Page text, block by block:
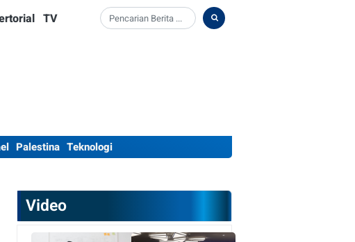
TV
Palestina Teknologi
Video